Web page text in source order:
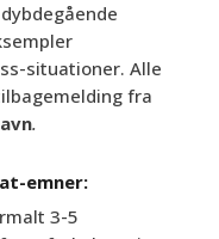
situationer. Alle
fra
.
emner:
3-5